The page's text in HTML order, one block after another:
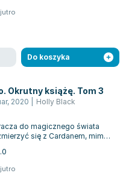
Do koszyka
Okrutny książę. Tom 3
, 2020 Holly Black
do magicznego świata
się z Cardanem, mimo
niego pozostają s...